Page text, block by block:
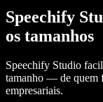
Speechify
os tamanhos
Speechify Studio
tamanho — de quem
empresariais.